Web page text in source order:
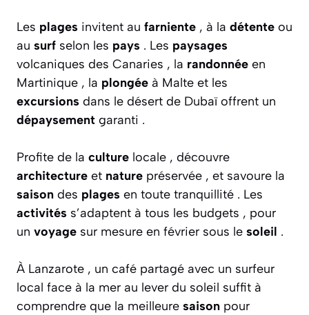
Les plages invitent au farniente , à la détente ou
au surf selon les pays . Les paysages
volcaniques des Canaries , la randonnée en
Martinique , la plongée à Malte et les
excursions dans le désert de Dubaï offrent un
dépaysement garanti .
Profite de la culture locale , découvre
architecture et nature préservée , et savoure la
saison des plages en toute tranquillité . Les
activités s’adaptent à tous les budgets , pour
un voyage sur mesure en février sous le soleil .
À Lanzarote , un café partagé avec un surfeur
local face à la mer au lever du soleil suffit à
comprendre que la meilleure saison pour